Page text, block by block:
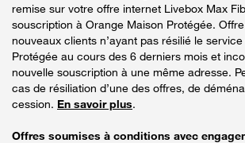
remise sur votre offre internet Livebox Max
souscription à Orange Maison Protégée.
nouveaux clients n’ayant pas résilié le
Protégée au cours des 6 derniers mois et
nouvelle souscription à une même adresse.
cas de résiliation d’une des offres, de
cession. En savoir plus.
Offres soumises à conditions avec